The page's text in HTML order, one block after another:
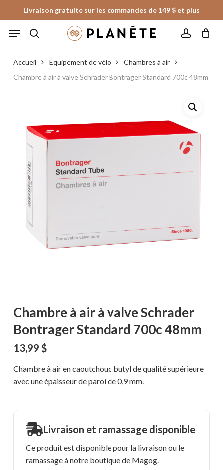
to
main
Livraison gratuite sur les commandes de 149 $ et plus
Menu
Fermer
le
panier
Accueil Équipement de vélo
Chambres à air
Chambre à air à valve Schrader Bontrager Standard 700c 48mm
Chambre à air à valve Schrader
Bontrager Standard 700c 48mm
13,99 $
Chambre à air en caoutchouc butyl de qualité supérieure
avec une épaisseur de paroi de 0,9 mm.
Livraison et ramassage disponible
Ce produit est disponible pour la livraison ou le
ramassage à notre boutique de Magog.